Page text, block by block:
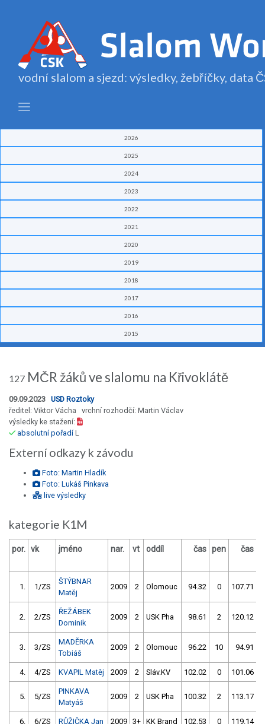
vodní slalom a sjezd: výsledky, žebříčky, data
2026
2025
2024
2023
2022
2021
2020
2019
2018
2017
2016
2015
127 MČR žáků ve slalomu na Křivoklátě
09.09.2023 USD Roztoky
ředitel: Viktor Vácha vrchní rozhodčí: Martin Václav
výsledky ke stažení:
absolutní pořadíL
Externí odkazy k závodu
Foto: Martin Hladík
Foto: Lukáš Pinkava
live výsledky
kategorie K1M
por. vk jméno nar. vt oddíl čas pen čas
1. 1/ZS
ŠTÝBNAR
Matěj
2009 2 Olomouc 94.32 0 107.71
2. 2/ZS
ŘEŽÁBEK
Dominik
2009 2 USK Pha 98.61 2 120.12
3. 3/ZS
MADĚRKA
Tobiáš
2009 2 Olomouc 96.22 10 94.91
4. 4/ZS KVAPIL Matěj 2009 2 Sláv.KV 102.02 0 101.06
5. 5/ZS
PINKAVA
Matyáš
2009 2 USK Pha 100.32 2 113.17
6. 6/ZS RŮŽIČKA Jan 2009 3+ KK Brand 102.53 0 119.14